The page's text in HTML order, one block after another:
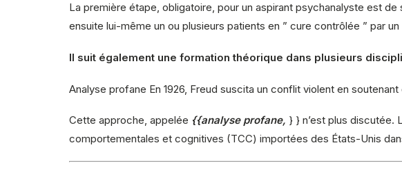
La première étape, obligatoire, pour un aspirant psychanalyste est
ensuite lui-même un ou plusieurs patients en ” cure contrôlée ” par
Il suit également une formation théorique dans plusieurs
Analyse profane En 1926, Freud suscita un conflit violent en
Cette approche, appelée {{analyse profane, } } n’est plus discutée.
comportementales et cognitives (TCC) importées des États-Unis